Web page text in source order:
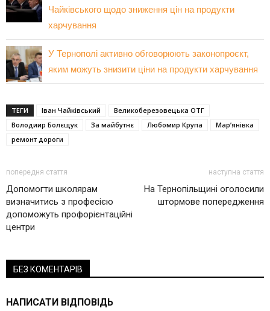
Чайківського щодо зниження цін на продукти
харчування
У Тернополі активно обговорюють законопроєкт,
яким можуть знизити ціни на продукти харчування
ТЕГИ Іван Чайківський
Великоберезовецька ОТГ
Володиир Болєщук
За майбутнє Любомир Крупа
Мар’янівка
ремонт дороги
попередня стаття
Допомогти школярам
визначитись з професією
допоможуть профорієнтаційні
центри
наступна стаття
На Тернопільщині оголосили
штормове попередження
БЕЗ КОМЕНТАРІВ
НАПИСАТИ ВІДПОВІДЬ